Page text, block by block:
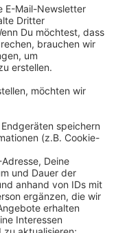
ihre innere Welt,
sich jeder
alle schon
Gefühl hatten,
die ganze Welt
beginnt alles in
war auch schon
dass ich die Kraft
- ich musste mir
Frieden
und darum, zu
Schreiben von
und ich hoffe,